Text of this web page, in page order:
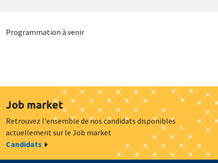
Programmation à venir
Job market
Retrouvez l'ensemble de nos candidats disponibles
actuellement sur le Job market
Candidats